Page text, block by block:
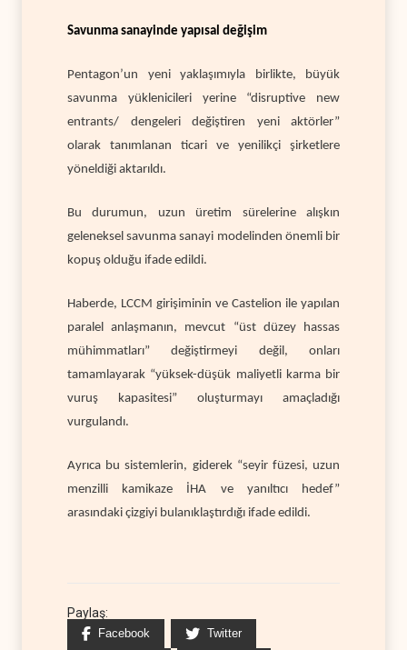
Savunma sanayinde yapısal değişim
Pentagon’un yeni yaklaşımıyla birlikte, büyük
savunma yüklenicileri yerine “disruptive new
entrants/ dengeleri değiştiren yeni aktörler”
olarak tanımlanan ticari ve yenilikçi şirketlere
yöneldiği aktarıldı.
Bu durumun, uzun üretim sürelerine alışkın
geleneksel savunma sanayi modelinden önemli bir
kopuş olduğu ifade edildi.
Haberde, LCCM girişiminin ve Castelion ile yapılan
paralel anlaşmanın, mevcut “üst düzey hassas
mühimmatları” değiştirmeyi değil, onları
tamamlayarak “yüksek-düşük maliyetli karma bir
vuruş kapasitesi” oluşturmayı amaçladığı
vurgulandı.
Ayrıca bu sistemlerin, giderek “seyir füzesi, uzun
menzilli kamikaze İHA ve yanıltıcı hedef”
arasındaki çizgiyi bulanıklaştırdığı ifade edildi.
Paylaş:
Facebook Twitter